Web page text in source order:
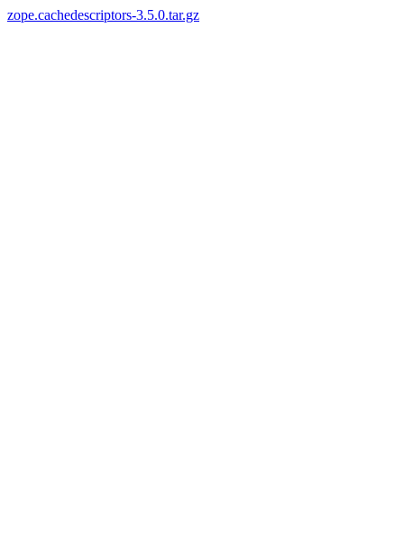
zope.cachedescriptors-3.5.0.tar.gz